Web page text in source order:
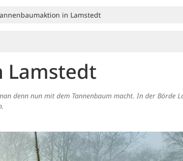
in Lamstedt
Lamstedt
denn nun mit dem Tannenbaum macht. In der Börde